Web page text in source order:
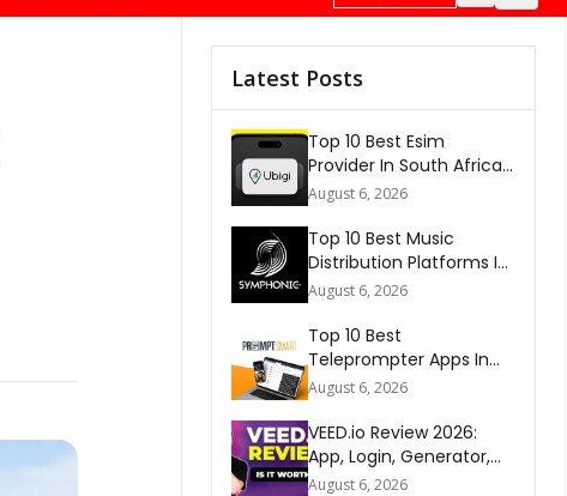
Latest Posts
Top 10 Best Esim
Provider In South Africa
2026
August 6, 2026
Top 10 Best Music
Distribution Platforms In
The World 2026
August 6, 2026
Top 10 Best
Teleprompter Apps In
2026
August 6, 2026
VEED.io Review 2026:
App, Login, Generator,
Download, AI & FAQs
August 6, 2026